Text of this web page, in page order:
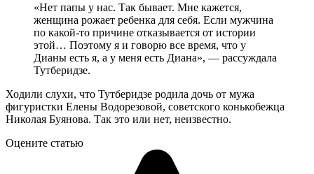
«Нет папы у нас. Так бывает. Мне кажется,
женщина рожает ребенка для себя. Если мужчина
по какой-то причине отказывается от истории
этой… Поэтому я и говорю все время, что у
Дианы есть я, а у меня есть Диана», — рассуждала
Тутберидзе.
Ходили слухи, что Тутберидзе родила дочь от мужа
фигуристки Елены Водорезовой, советского конькобежца
Николая Буянова. Так это или нет, неизвестно.
Оцените статью